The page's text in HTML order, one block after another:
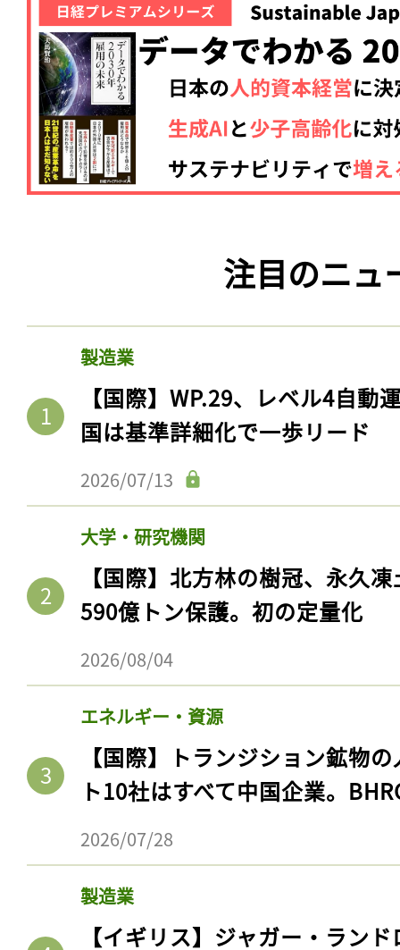
注目のニュ
製造業
【国際】WP.29、レベル4自動
国は基準詳細化で一歩リード
2026/07/13
大学・研究機関
【国際】北方林の樹冠、永久
590億トン保護。初の定量化
2026/08/04
エネルギー・資源
【国際】トランジション鉱物
ト10社はすべて中国企業。
2026/07/28
製造業
【イギリス】ジャガー・ラン
記事をお気に入りに
ログインが必
ログイン
会員登録